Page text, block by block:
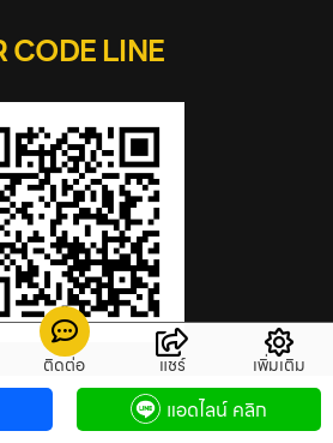
CODE LINE
ติดต่อ แชร์ เพิ่มเติม
แอดไลน์ คลิก